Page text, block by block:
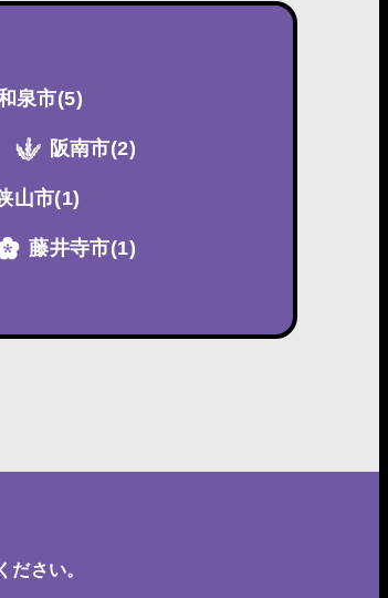
泉市(5)
阪南市(2)
山市(1)
藤井寺市(1)
さい。